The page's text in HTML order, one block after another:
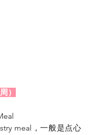
）
meal，一般是点心